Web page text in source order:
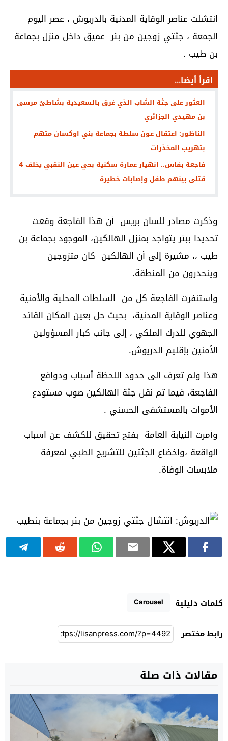
انتشلت عناصر الوقاية المدنية بالدريوش ، عصر اليوم
الجمعة ، جثتي زوجين من بئر عميق داخل منزل بجماعة
بن طيب .
اقرأ أيضا...
العثور على جثة الشاب الذي غرق بالسعيدية بشاطئ مرسى
بن مهيدي الجزائري
الناظور: اعتقال عون سلطة بجماعة بني اوكسان متهم
بتهريب المخذرات
فاجعة بفاس.. انهيار عمارة سكنية بحي عين النقبي يخلف 4
قتلى بينهم طفل وإصابات خطيرة
وذكرت مصادر للسان بريس أن هذا الفاجعة وقعت
تحديدا ببئر يتواجد بمنزل الهالكين، الموجود بجماعة بن
طيب ،، مشيرة إلى أن الهالكين كان متزوجين
وينحدرون من المنطقة.
واستنفرت الفاجعة كل من السلطات المحلية والأمنية
وعناصر الوقاية المدنية، بحيث حل بعين المكان القائد
الجهوي للدرك الملكي ، إلى جانب كبار المسؤولين
الأمنين بإقليم الدريوش.
هذا ولم تعرف الى حدود اللحظة أسباب ودوافع
الفاجعة، فيما تم نقل جثة الهالكين صوب مستودع
الأموات بالمستشفى الحسني .
وأمرت النيابة العامة بفتح تحقيق للكشف عن اسباب
الواقعة ،واخضاع الجثتين للتشريح الطبي لمعرفة
ملابسات الوفاة.
كلمات دليلية Carousel
رابط مختصر
مقالات ذات صلة